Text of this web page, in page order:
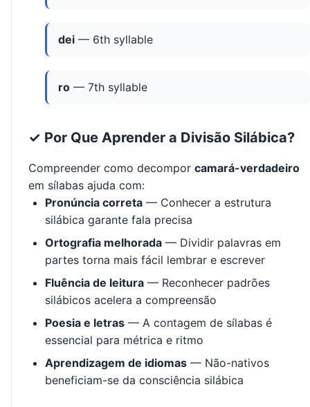
dei — 6th syllable
ro — 7th syllable
✓ Por Que Aprender a Divisão Silábica?
Compreender como decompor camará-verdadeiro
em sílabas ajuda com:
Pronúncia correta — Conhecer a estrutura
silábica garante fala precisa
Ortografia melhorada — Dividir palavras em
partes torna mais fácil lembrar e escrever
Fluência de leitura — Reconhecer padrões
silábicos acelera a compreensão
Poesia e letras — A contagem de sílabas é
essencial para métrica e ritmo
Aprendizagem de idiomas — Não-nativos
beneficiam-se da consciência silábica